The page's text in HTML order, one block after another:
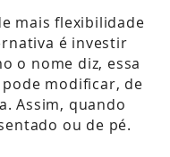
mais flexibilidade
é investir
o nome diz, essa
modificar, de
Assim, quando
ou de pé.